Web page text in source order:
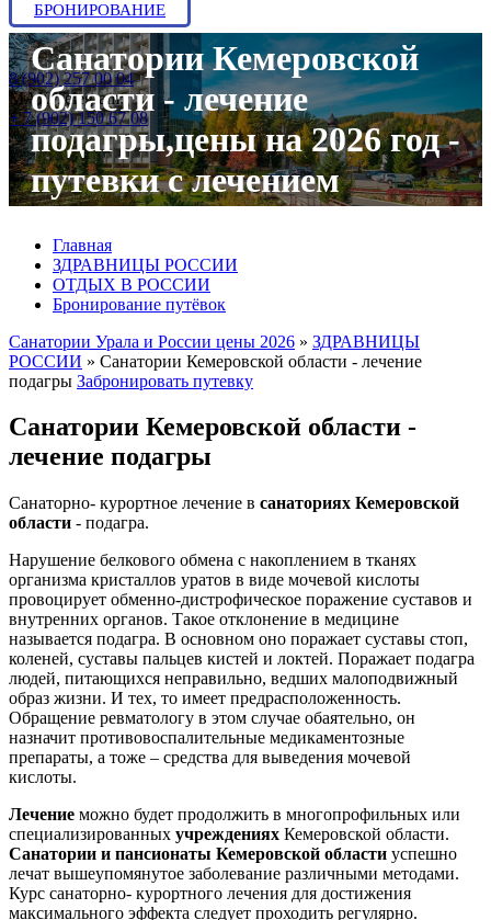
БРОНИРОВАНИЕ
8 (902) 257 00 04
МАХ/Telegram:
+ 7 (902) 150 67 08
Санатории Кемеровской
области - лечение
подагры,цены на 2026 год -
путевки с лечением
Главная
ЗДРАВНИЦЫ РОССИИ
ОТДЫХ В РОССИИ
Бронирование путёвок
Санатории Урала и России цены 2026 » ЗДРАВНИЦЫ
РОССИИ » Санатории Кемеровской области - лечение
подагры Забронировать путевку
Санатории Кемеровской области -
лечение подагры
Санаторно- курортное лечение в санаториях Кемеровской
области - подагра.
Нарушение белкового обмена с накоплением в тканях
организма кристаллов уратов в виде мочевой кислоты
провоцирует обменно-дистрофическое поражение суставов и
внутренних органов. Такое отклонение в медицине
называется подагра. В основном оно поражает суставы стоп,
коленей, суставы пальцев кистей и локтей. Поражает подагра
людей, питающихся неправильно, ведших малоподвижный
образ жизни. И тех, то имеет предрасположенность.
Обращение ревматологу в этом случае обаятельно, он
назначит противовоспалительные медикаментозные
препараты, а тоже – средства для выведения мочевой
кислоты.
Лечение можно будет продолжить в многопрофильных или
специализированных учреждениях Кемеровской области.
Санатории и пансионаты Кемеровской области успешно
лечат вышеупомянутое заболевание различными методами.
Курс санаторно- курортного лечения для достижения
максимального эффекта следует проходить регулярно.